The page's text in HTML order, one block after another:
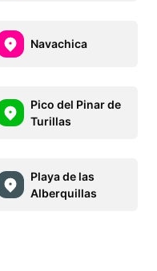
Navachica
Pico del Pinar de
Turillas
Playa de las
Alberquillas